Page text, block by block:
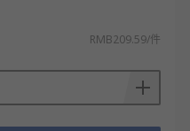
RMB209.59/件